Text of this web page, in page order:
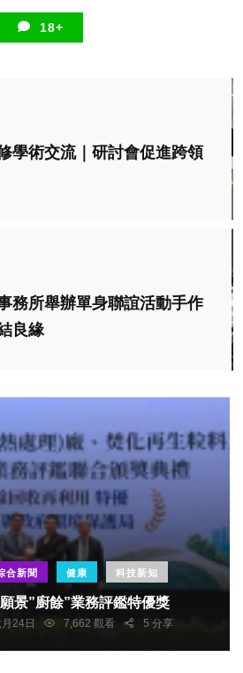
18+
學術交流｜研討會促進跨領
務所舉辦單身聯誼活動手作
良緣
合新聞 健康 科技新知
景”廚餘”業務評鑑特優獎
24日 7,662 觀看 5 分享